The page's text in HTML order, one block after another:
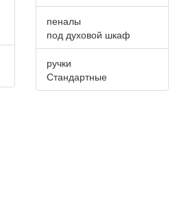
пеналы
под духовой шкаф
ручки
Стандартные